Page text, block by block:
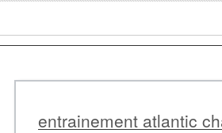
entrainement atlantic